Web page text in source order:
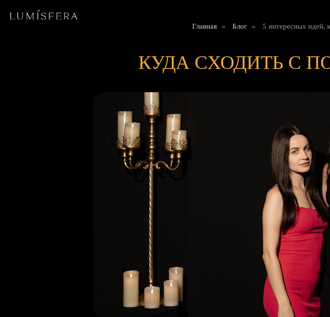
Главная » Блог » 5 интересных идей,
КУДА СХОДИТЬ С